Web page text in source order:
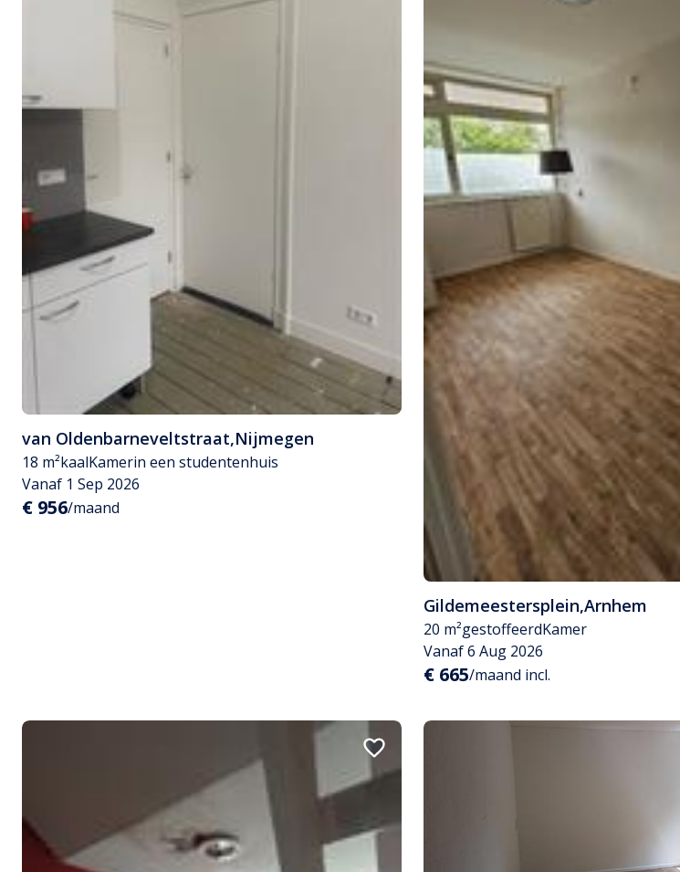
van Oldenbarneveltstraat,Nijmegen
18 m²kaalKamerin een studentenhuis
Vanaf 1 Sep 2026
€ 956/maand
Gildemeestersplein,Arnhem
20 m²gestoffeerdKamer
Vanaf 6 Aug 2026
€ 665/maand incl.